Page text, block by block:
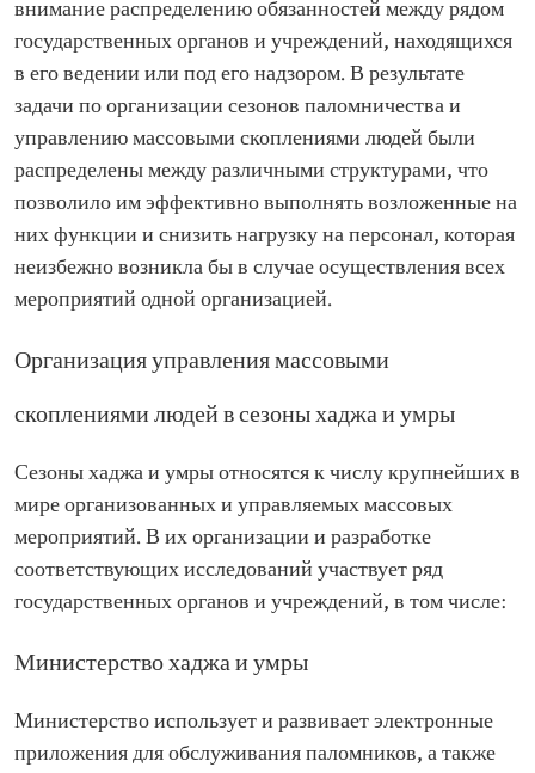
внимание распределению обязанностей между рядом
государственных органов и учреждений, находящихся
в его ведении или под его надзором. В результате
задачи по организации сезонов паломничества и
управлению массовыми скоплениями людей были
распределены между различными структурами, что
позволило им эффективно выполнять возложенные на
них функции и снизить нагрузку на персонал, которая
неизбежно возникла бы в случае осуществления всех
мероприятий одной организацией.
Организация управления массовыми
скоплениями людей в сезоны хаджа и умры
Сезоны хаджа и умры относятся к числу крупнейших в
мире организованных и управляемых массовых
мероприятий. В их организации и разработке
соответствующих исследований участвует ряд
государственных органов и учреждений, в том числе:
Министерство хаджа и умры
Министерство использует и развивает электронные
приложения для обслуживания паломников, а также